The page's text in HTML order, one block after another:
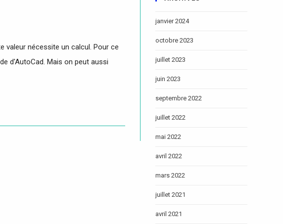
valeur nécessite un calcul. Pour ce
d'AutoCad. Mais on peut aussi
janvier 2024
octobre 2023
juillet 2023
juin 2023
septembre 2022
juillet 2022
mai 2022
avril 2022
mars 2022
juillet 2021
avril 2021